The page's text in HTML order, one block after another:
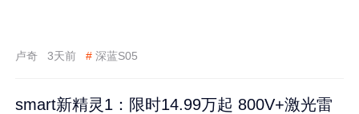
卢奇 3天前 # 深蓝S05
smart新精灵1：限时14.99万起 800V+激光雷